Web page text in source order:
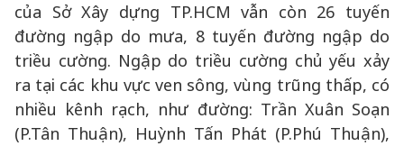
của Sở Xây dựng TP.HCM vẫn còn 26 tuyến
đường ngập do mưa, 8 tuyến đường ngập do
triều cường. Ngập do triều cường chủ yếu xảy
ra tại các khu vực ven sông, vùng trũng thấp, có
nhiều kênh rạch, như đường: Trần Xuân Soạn
(P.Tân Thuận), Huỳnh Tấn Phát (P.Phú Thuận),